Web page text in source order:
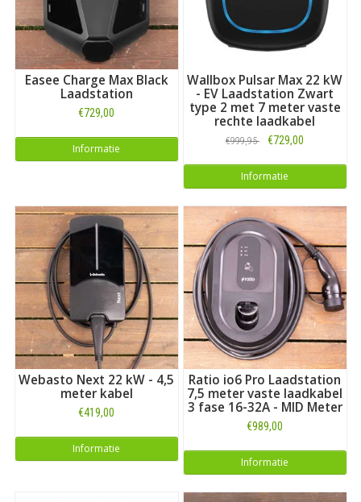
Easee Charge Max Black
Laadstation
€729,00
Informatie
Wallbox Pulsar Max 22 kW
- EV Laadstation Zwart
type 2 met 7 meter vaste
rechte laadkabel
€999,95 €729,00
Informatie
Webasto Next 22 kW - 4,5
meter kabel
€419,00
Informatie
Ratio io6 Pro Laadstation
7,5 meter vaste laadkabel
3 fase 16-32A - MID Meter
€989,00
Informatie